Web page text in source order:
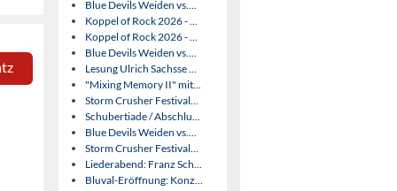
Blue Devils Weiden vs....
Koppel of Rock 2026 - ...
Koppel of Rock 2026 - ...
Blue Devils Weiden vs....
Lesung Ulrich Sachsse ...
"Mixing Memory II" mit...
Storm Crusher Festival...
Schubertiade / Abschlu...
Blue Devils Weiden vs....
Storm Crusher Festival...
Liederabend: Franz Sch...
Bluval-Eröffnung: Konz...